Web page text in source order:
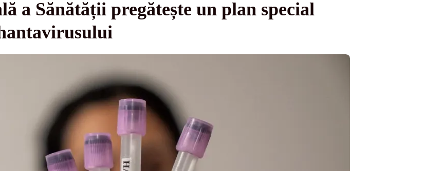
a Sănătății pregătește un plan special